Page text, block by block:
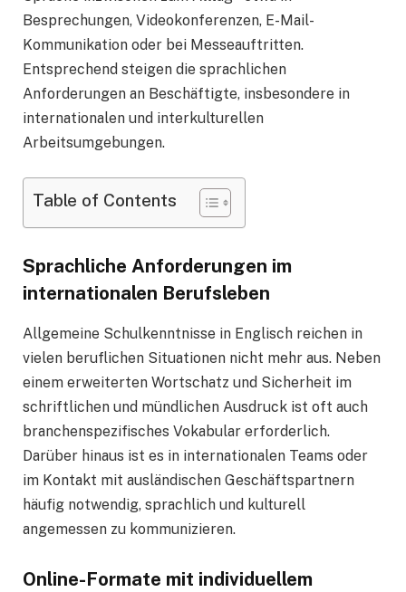
Besprechungen, Videokonferenzen, E-Mail-
Kommunikation oder bei Messeauftritten.
Entsprechend steigen die sprachlichen
Anforderungen an Beschäftigte, insbesondere in
internationalen und interkulturellen
Arbeitsumgebungen.
Table of Contents
Sprachliche Anforderungen im
internationalen Berufsleben
Allgemeine Schulkenntnisse in Englisch reichen in
vielen beruflichen Situationen nicht mehr aus. Neben
einem erweiterten Wortschatz und Sicherheit im
schriftlichen und mündlichen Ausdruck ist oft auch
branchenspezifisches Vokabular erforderlich.
Darüber hinaus ist es in internationalen Teams oder
im Kontakt mit ausländischen Geschäftspartnern
häufig notwendig, sprachlich und kulturell
angemessen zu kommunizieren.
Online-Formate mit individuellem